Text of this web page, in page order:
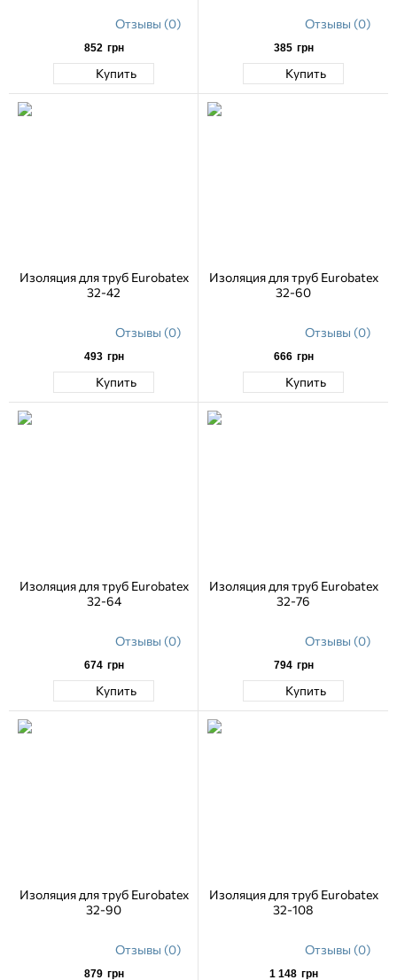
Отзывы (0)
852 грн
Купить
Отзывы (0)
385 грн
Купить
Изоляция для труб Eurobatex
32-42
Отзывы (0)
493 грн
Купить
Изоляция для труб Eurobatex
32-60
Отзывы (0)
666 грн
Купить
Изоляция для труб Eurobatex
32-64
Отзывы (0)
674 грн
Купить
Изоляция для труб Eurobatex
32-76
Отзывы (0)
794 грн
Купить
Изоляция для труб Eurobatex
32-90
Отзывы (0)
879 грн
Изоляция для труб Eurobatex
32-108
Отзывы (0)
1 148 грн